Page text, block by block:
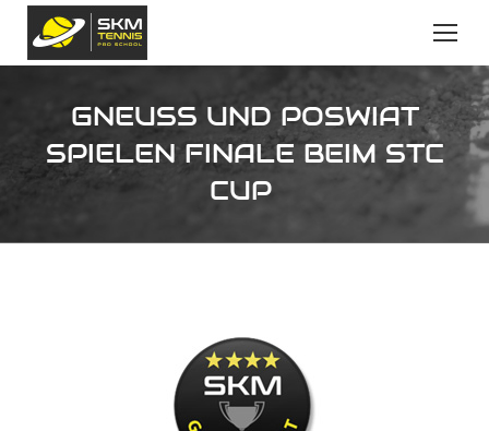
GNEUSS UND POSWIAT S
PIELEN FINALE BEIM STC C
UP